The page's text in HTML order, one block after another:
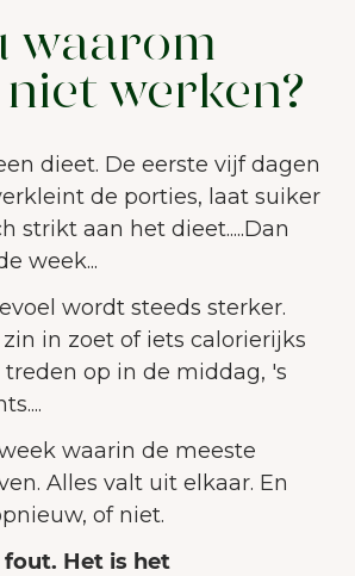
waarom
werken?
dieet. De eerste vijf dagen
de porties, laat suiker
strikt aan het dieet.....Dan
week...
wordt steeds sterker.
in zoet of iets calorierijks
treden op in de middag, 's
week waarin de meeste
Alles valt uit elkaar. En
of niet.
Het is het